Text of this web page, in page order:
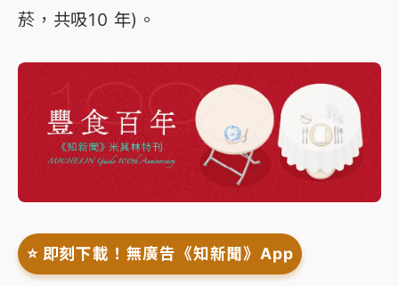
菸，共吸10 年)。
⭐️ 即刻下載！無廣告《知新聞》App